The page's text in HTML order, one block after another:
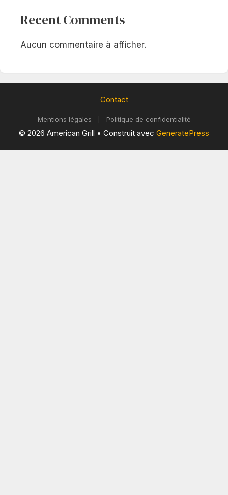
Recent Comments
Aucun commentaire à afficher.
Contact
Mentions légales Politique de confidentialité
© 2026 American Grill • Construit avec GeneratePress